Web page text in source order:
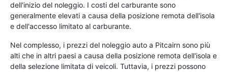
dell'inizio del noleggio. I costi del carburante sono
generalmente elevati a causa della posizione remota dell'isola
e dell'accesso limitato al carburante.
Nel complesso, i prezzi del noleggio auto a Pitcairn sono più
alti che in altri paesi a causa della posizione remota dell'isola e
della selezione limitata di veicoli. Tuttavia, i prezzi possono